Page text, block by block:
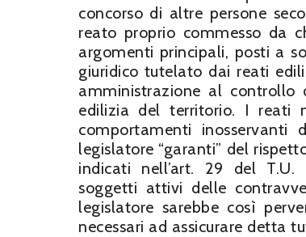
concorso di altre persone
reato proprio commesso da
argomenti principali, posti a
giuridico tutelato dai reati
amministrazione al controllo
edilizia del territorio. I reati
comportamenti
legislatore “garanti” del
indicati nell’art. 29 del T.U.
soggetti attivi delle
legislatore sarebbe così
necessari ad assicurare detta